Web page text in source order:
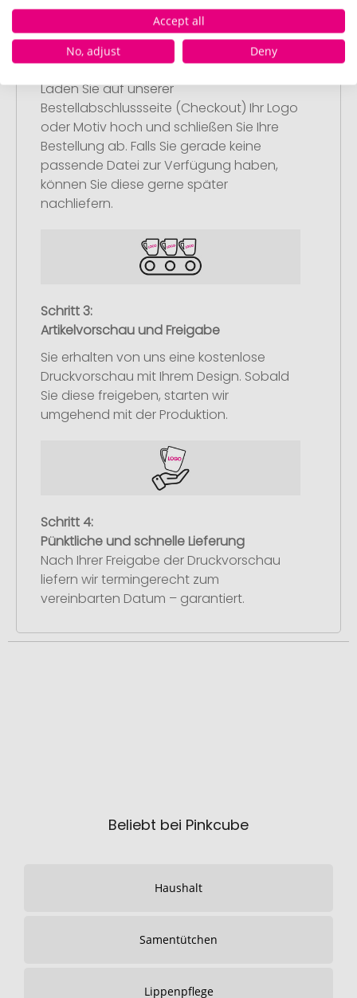
Schritt 2:
Upload Ihres Logos oder Motivs
Laden Sie auf unserer
Bestellabschlussseite (Checkout) Ihr Logo
oder Motiv hoch und schließen Sie Ihre
Bestellung ab. Falls Sie gerade keine
passende Datei zur Verfügung haben,
können Sie diese gerne später
nachliefern.
Schritt 3:
Artikelvorschau und Freigabe
Sie erhalten von uns eine kostenlose
Druckvorschau mit Ihrem Design. Sobald
Sie diese freigeben, starten wir
umgehend mit der Produktion.
Schritt 4:
Pünktliche und schnelle Lieferung
Nach Ihrer Freigabe der Druckvorschau
liefern wir termingerecht zum
vereinbarten Datum – garantiert.
Beliebt bei Pinkcube
Haushalt
Samentütchen
Lippenpflege
Accept all
No, adjust
Deny